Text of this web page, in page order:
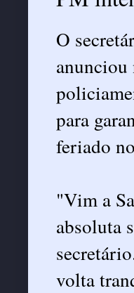
O
para
feriado
"Vim a
absoluta
volta